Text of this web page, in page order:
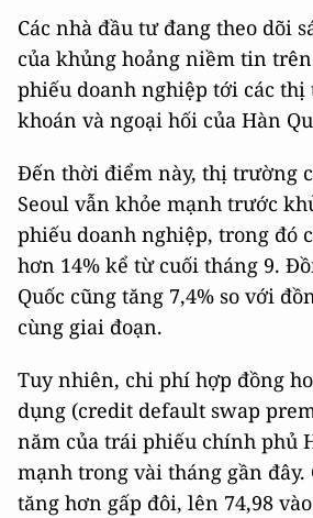
Các nhà đầu tư đang theo dõi
của khủng hoảng niềm tin
phiếu doanh nghiệp tới các
khoán và ngoại hối của Hàn
Đến thời điểm này, thị trường
Seoul vẫn khỏe mạnh trước
phiếu doanh nghiệp, trong đó
hơn 14% kể từ cuối tháng 9.
Quốc cũng tăng 7,4% so với
cùng giai đoạn.
Tuy nhiên, chi phí hợp đồng
dụng (credit default swap
năm của trái phiếu chính phủ
mạnh trong vài tháng gần đây.
tăng hơn gấp đôi, lên 74,98